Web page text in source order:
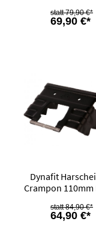
69,90 €*
79,90 €*
Dynafit
Crampon 110mm
64,90 €*
84,90 €*